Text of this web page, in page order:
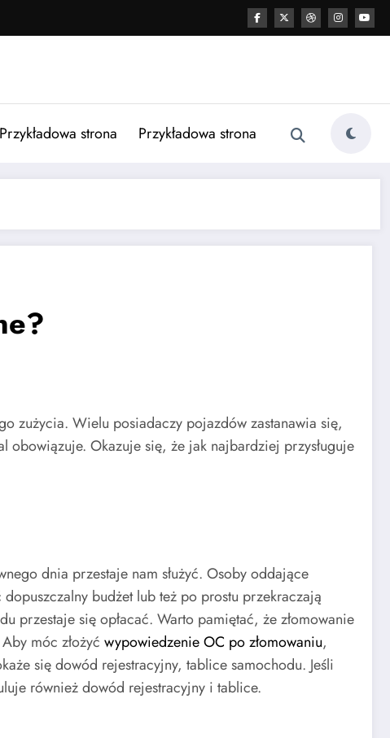
Przykładowa strona Przykładowa strona
zużycia. Wielu posiadaczy pojazdów zastanawia się,
obowiązuje. Okazuje się, że jak najbardziej przysługuje
dnia przestaje nam służyć. Osoby oddające
budżet lub też po prostu przekraczają
przestaje się opłacać. Warto pamiętać, że złomowanie
móc złożyć wypowiedzenie OC po złomowaniu,
się dowód rejestracyjny, tablice samochodu. Jeśli
również dowód rejestracyjny i tablice.